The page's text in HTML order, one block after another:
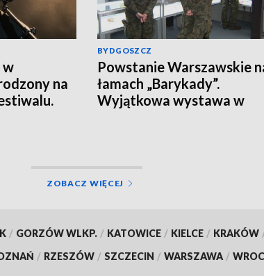
w
na
BYDGOSZCZ
Powstanie Warszawskie
łamach „Barykady”.
Wyjątkowa wystawa w
ZOBACZ WIĘCEJ
/ GORZÓW WLKP. / KATOWICE / KIELCE / KRAKÓW
/ RZESZÓW / SZCZECIN / WARSZAWA /